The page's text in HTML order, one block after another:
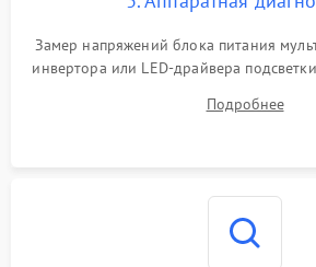
Поломка системы защиты
Замер напряжений блока питания
инвертора или LED-драйвера
питания скалера и тестирование
Подробнее